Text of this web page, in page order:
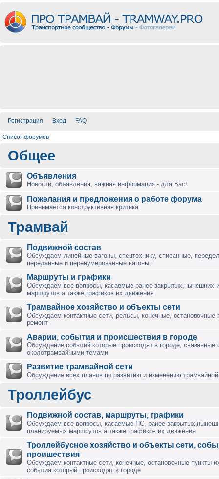
Регистрация Вход FAQ
Список форумов
Общее
Объявления
Новости, объявления, важная информация - для Вас!
Пожелания и предложения о работе форума
Принимается конструктивная критика
Трамвай
Подвижной состав
Обсуждаем линейные вагоны, спецтехнику, списанные,
переданные и перенумерованные вагоны.
Маршруты и графики
Обсуждаем все вопросы, касаемые ранее закрытых,нынешних
маршрутов а также графиков их движения
Трамвайное хозяйство и объекты сети
Обсуждаем контактные сети, рельсы, конечные, остановочные
ремонт
Аварии, события и происшествия в городе
Обсуждение событий которые происходят в городе, связанные
околотрамвайными темами
Развитие трамвайной сети
Обсуждение всех планов по развитию и изменению трамвайной
Троллейбус
Подвижной состав, маршруты, графики
Обсуждаем все вопросы, касаемые ПС, ранее
планируемых маршрутов а также графиков их движения
Троллейбусное хозяйство и объекты сети,
проишествия
Обсуждаем контактные сети, конечные, остановочные пункты
события который происходят в городе